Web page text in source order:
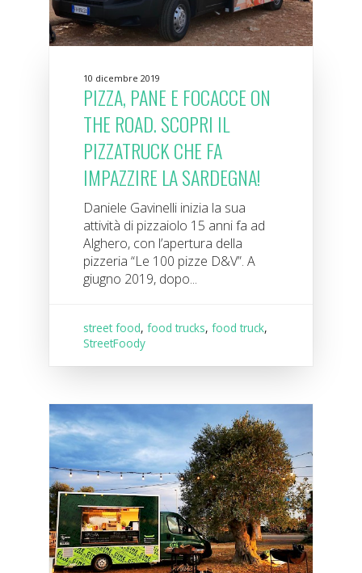
10 dicembre 2019
PIZZA, PANE E FOCACCE ON
THE ROAD. SCOPRI IL
PIZZATRUCK CHE FA
IMPAZZIRE LA SARDEGNA!
Daniele Gavinelli inizia la sua
attività di pizzaiolo 15 anni fa ad
Alghero, con l’apertura della
pizzeria “Le 100 pizze D&V”. A
giugno 2019, dopo...
street food,food trucks,food truck,
StreetFoody